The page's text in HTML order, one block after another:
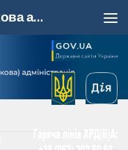
Херсонська районна військова адміністрація, Херсонська область